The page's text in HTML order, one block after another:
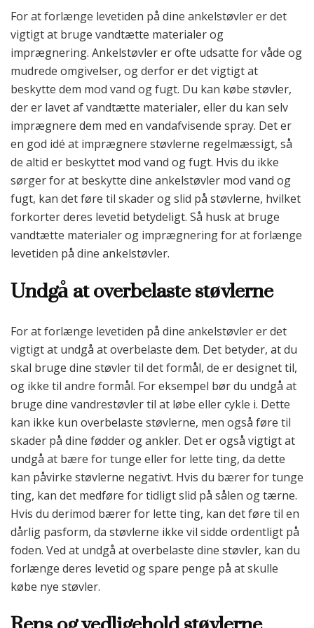
For at forlænge levetiden på dine ankelstøvler er det
vigtigt at bruge vandtætte materialer og
imprægnering. Ankelstøvler er ofte udsatte for våde og
mudrede omgivelser, og derfor er det vigtigt at
beskytte dem mod vand og fugt. Du kan købe støvler,
der er lavet af vandtætte materialer, eller du kan selv
imprægnere dem med en vandafvisende spray. Det er
en god idé at imprægnere støvlerne regelmæssigt, så
de altid er beskyttet mod vand og fugt. Hvis du ikke
sørger for at beskytte dine ankelstøvler mod vand og
fugt, kan det føre til skader og slid på støvlerne, hvilket
forkorter deres levetid betydeligt. Så husk at bruge
vandtætte materialer og imprægnering for at forlænge
levetiden på dine ankelstøvler.
Undgå at overbelaste støvlerne
For at forlænge levetiden på dine ankelstøvler er det
vigtigt at undgå at overbelaste dem. Det betyder, at du
skal bruge dine støvler til det formål, de er designet til,
og ikke til andre formål. For eksempel bør du undgå at
bruge dine vandrestøvler til at løbe eller cykle i. Dette
kan ikke kun overbelaste støvlerne, men også føre til
skader på dine fødder og ankler. Det er også vigtigt at
undgå at bære for tunge eller for lette ting, da dette
kan påvirke støvlerne negativt. Hvis du bærer for tunge
ting, kan det medføre for tidligt slid på sålen og tærne.
Hvis du derimod bærer for lette ting, kan det føre til en
dårlig pasform, da støvlerne ikke vil sidde ordentligt på
foden. Ved at undgå at overbelaste dine støvler, kan du
forlænge deres levetid og spare penge på at skulle
købe nye støvler.